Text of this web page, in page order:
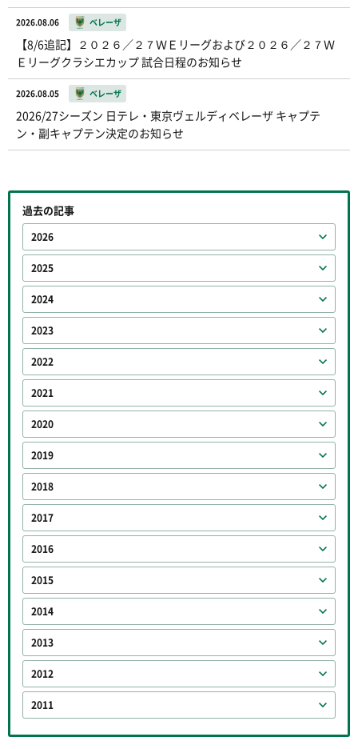
2026.08.06 ベレーザ
【8/6追記】２０２６／２７ＷＥリーグおよび２０２６／２７Ｗ
Ｅリーグクラシエカップ 試合日程のお知らせ
2026.08.05 ベレーザ
2026/27シーズン 日テレ・東京ヴェルディベレーザ キャプテ
ン・副キャプテン決定のお知らせ
過去の記事
2026
2025
2024
2023
2022
2021
2020
2019
2018
2017
2016
2015
2014
2013
2012
2011